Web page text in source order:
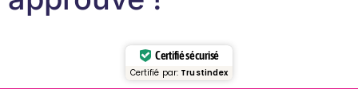
Certifié sécurisé
Certifié par: Trustindex